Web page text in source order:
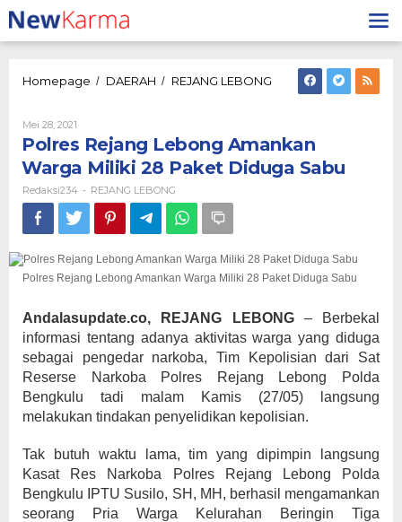
Lewati
ke
konten
Homepage / DAERAH / REJANG LEBONG
Rejang
Warga
28
Mei 28, 2021
Redaksi234
Polres Rejang Lebong Amankan
Warga Miliki 28 Paket Diduga Sabu
Redaksi234 - REJANG LEBONG
Polres Rejang Lebong Amankan Warga Miliki 28 Paket Diduga Sabu
Andalasupdate.co, REJANG LEBONG– Berbekal
informasi tentang adanya aktivitas warga yang diduga
sebagai pengedar narkoba, Tim Kepolisian dari Sat
Reserse Narkoba Polres Rejang Lebong Polda
Bengkulu tadi malam Kamis (27/05) langsung
melakukan tindakan penyelidikan kepolisian.
Tak butuh waktu lama, tim yang dipimpin langsung
Kasat Res Narkoba Polres Rejang Lebong Polda
Bengkulu IPTU Susilo, SH, MH, berhasil mengamankan
seorang Pria Warga Kelurahan Beringin Tiga